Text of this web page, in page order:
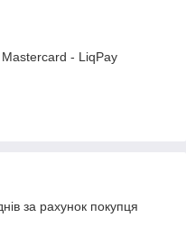
- LiqPay
за рахунок покупця